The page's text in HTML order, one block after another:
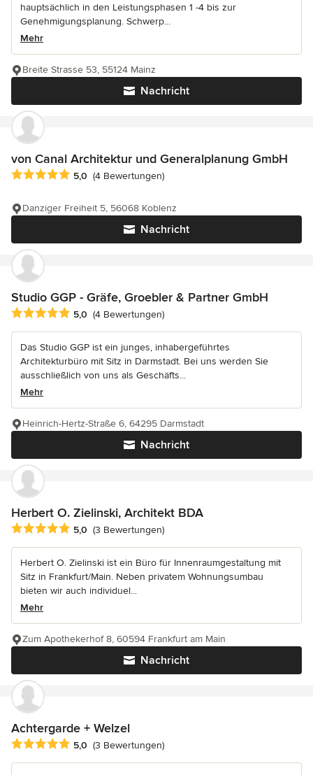
hauptsächlich in den Leistungsphasen 1 -4 bis zur
Genehmigungsplanung. Schwerp...
Mehr
Nachricht
Breite Strasse 53, 55124 Mainz
von Canal Architektur und Generalplanung GmbH
Durchschnittliche Bewertung: 5 von 5 Sternen
5,0 (4 Bewertungen)
Nachricht
Danziger Freiheit 5, 56068 Koblenz
Studio GGP - Gräfe, Groebler & Partner GmbH
Durchschnittliche Bewertung: 5 von 5 Sternen
5,0 (4 Bewertungen)
Das Studio GGP ist ein junges, inhabergeführtes
Architekturbüro mit Sitz in Darmstadt. Bei uns werden Sie
ausschließlich von uns als Geschäfts...
Mehr
Nachricht
Heinrich-Hertz-Straße 6, 64295 Darmstadt
Herbert O. Zielinski, Architekt BDA
Durchschnittliche Bewertung: 5 von 5 Sternen
5,0 (3 Bewertungen)
Herbert O. Zielinski ist ein Büro für Innenraumgestaltung mit
Sitz in Frankfurt/Main. Neben privatem Wohnungsumbau
bieten wir auch individuel...
Mehr
Nachricht
Zum Apothekerhof 8, 60594 Frankfurt am Main
Achtergarde + Welzel
Durchschnittliche Bewertung: 5 von 5 Sternen
5,0 (3 Bewertungen)